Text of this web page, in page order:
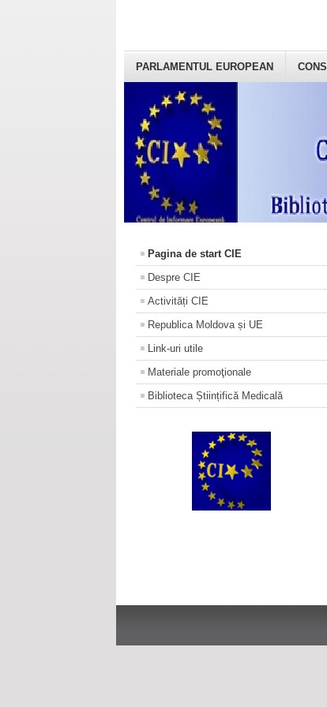
PARLAMENTUL EUROPEAN
Pagina de start CIE
Despre CIE
Activități CIE
Republica Moldova și UE
Link-uri utile
Materiale promoţionale
Biblioteca Științifică Medicală